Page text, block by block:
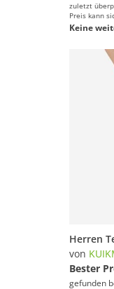
zuletzt
Preis kann
Keine
von
Bester
gefunden